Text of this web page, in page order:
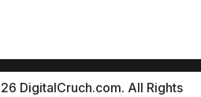
DigitalCruch.com. All Rights